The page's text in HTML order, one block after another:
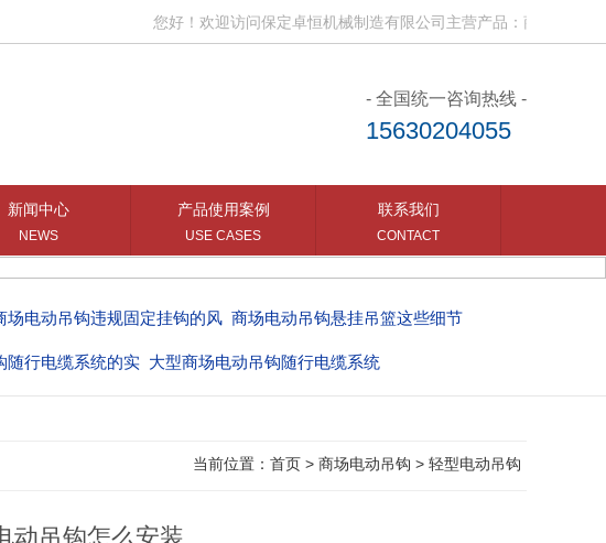
您好！欢迎访问保定卓恒机械制造有限公司主营产品：商场电动吊钩
- 全国统一咨询热线 -
15630204055
新闻中心
NEWS
产品使用案例
USE CASES
联系我们
CONTACT
场电动吊钩违规固定挂钩的风 商场电动吊钩悬挂吊篮这些细节
随行电缆系统的实 大型商场电动吊钩随行电缆系统
当前位置： 首页 > 商场电动吊钩 > 轻型电动吊钩
动吊钩怎么安装